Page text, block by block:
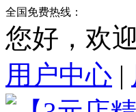
全国免费热线：
您好，欢
用户中心 |